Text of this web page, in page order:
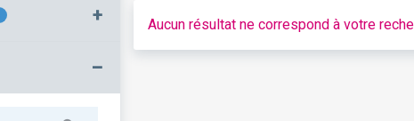
+
–
Aucun résultat ne correspond à votre